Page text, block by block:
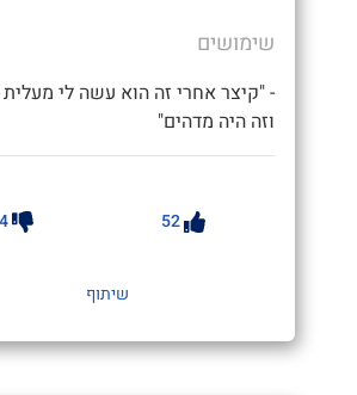
שימושים
- "קיצר אחרי זה הוא עשה לי
וזה היה מדהים"
52
4
שיתוף